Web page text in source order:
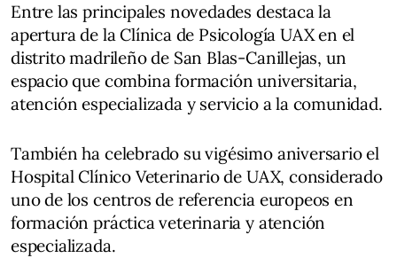
Entre las principales novedades destaca la
apertura de la Clínica de Psicología UAX en el
distrito madrileño de San Blas-Canillejas, un
espacio que combina formación universitaria,
atención especializada y servicio a la comunidad.
También ha celebrado su vigésimo aniversario el
Hospital Clínico Veterinario de UAX, considerado
uno de los centros de referencia europeos en
formación práctica veterinaria y atención
especializada.